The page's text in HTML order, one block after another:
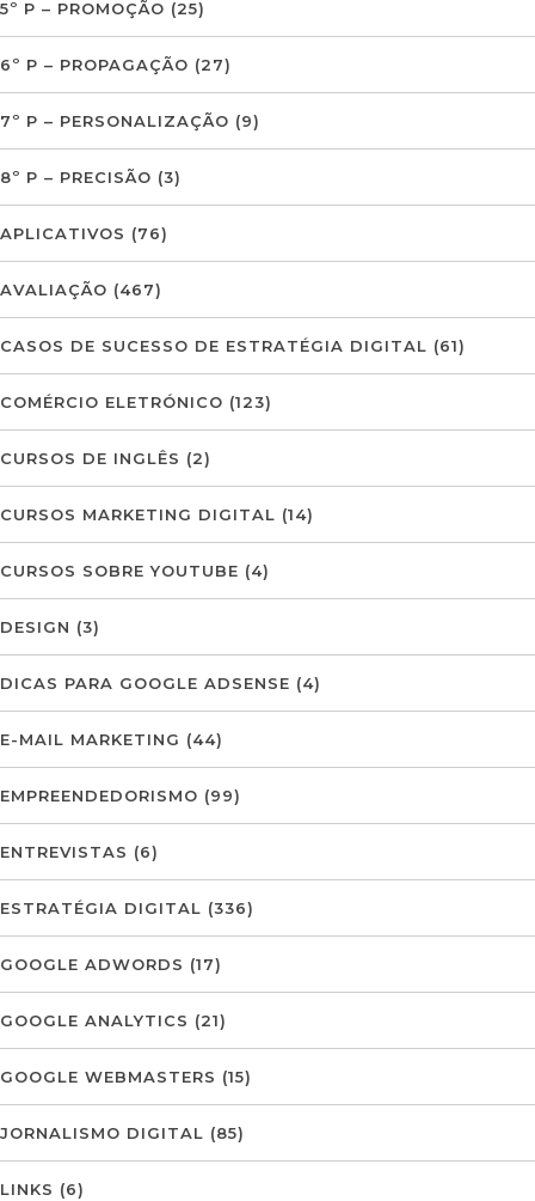
5º P – PROMOÇÃO (25)
6º P – PROPAGAÇÃO (27)
7º P – PERSONALIZAÇÃO (9)
8º P – PRECISÃO (3)
APLICATIVOS (76)
AVALIAÇÃO (467)
CASOS DE SUCESSO DE ESTRATÉGIA DIGITAL (61)
COMÉRCIO ELETRÓNICO (123)
CURSOS DE INGLÊS (2)
CURSOS MARKETING DIGITAL (14)
CURSOS SOBRE YOUTUBE (4)
DESIGN (3)
DICAS PARA GOOGLE ADSENSE (4)
E-MAIL MARKETING (44)
EMPREENDEDORISMO (99)
ENTREVISTAS (6)
ESTRATÉGIA DIGITAL (336)
GOOGLE ADWORDS (17)
GOOGLE ANALYTICS (21)
GOOGLE WEBMASTERS (15)
JORNALISMO DIGITAL (85)
LINKS (6)